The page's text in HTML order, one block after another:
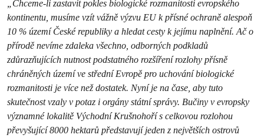
„Chceme-li zastavit pokles biologické rozmanitosti evropského
kontinentu, musíme vzít vážně výzvu EU k přísné ochraně alespoň
10 % území České republiky a hledat cesty k jejímu naplnění. Ač o
přírodě nevíme zdaleka všechno, odborných podkladů
zdůrazňujících nutnost podstatného rozšíření rozlohy přísně
chráněných území ve střední Evropě pro uchování biologické
rozmanitosti je více než dostatek. Nyní je na čase, aby tuto
skutečnost vzaly v potaz i orgány státní správy. Bučiny v evropsky
významné lokalitě Východní Krušnohoří s celkovou rozlohou
převyšující 8000 hektarů představují jeden z největších ostrovů